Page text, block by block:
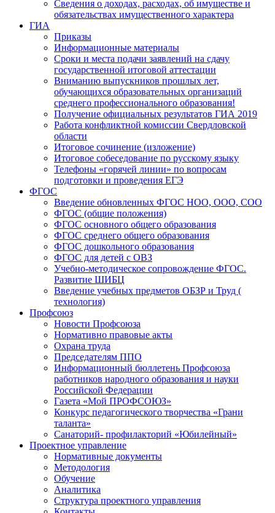
Сведения о доходах, расходах, об имуществе и
обязательствах имущественного характера
ГИА
Приказы
Информационные материалы
Сроки и места подачи заявлений на сдачу
государственной итоговой аттестации
Вниманию выпускников прошлых лет,
обучающихся образовательных организаций
среднего профессионального образования!
Получение официальных результатов ГИА 2019
Работа конфликтной комиссии Свердловской
области
Итоговое сочинение (изложение)
Итоговое собеседование по русскому языку
Телефоны «горячей линии» по вопросам
подготовки и проведения ЕГЭ
ФГОС
Введение обновленных ФГОС НОО, ООО, СОО
ФГОС (общие положения)
ФГОС основного общего образования
ФГОС среднего общего образования
ФГОС дошкольного образования
ФГОС для детей с ОВЗ
Учебно-методическое сопровождение ФГОС.
Развитие ШИБЦ
Введение учебных предметов ОБЗР и Труд (
технология)
Профсоюз
Новости Профсоюза
Нормативно правовые акты
Охрана труда
Председателям ППО
Информационный бюллетень Профсоюза
работников народного образования и науки
Российской Федерации
Газета «Мой ПРОФСОЮЗ»
Конкурс педагогического творчества «Грани
таланта»
Санаторий- профилакторий «Юбилейный»
Проектное управление
Нормативные документы
Методология
Обучение
Аналитика
Структура проектного управления